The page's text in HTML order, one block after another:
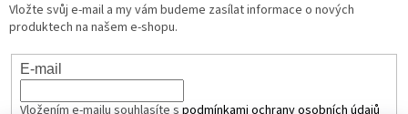
Vložte svůj e-mail a my vám budeme zasílat informace o nových
produktech na našem e-shopu.
E-mail